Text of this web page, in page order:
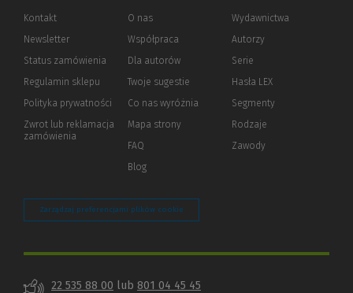
Kontakt
Newsletter
Status zamówienia
Regulamin sklepu
Polityka prywatności (Nowe
(Link
innej
Zwrot lub reklamacja
zamówienia
O nas
Współpraca
Dla autorów(Nowe
(Link
innej
strony)
Twoje sugestie
Co nas wyróżnia
Mapa strony
FAQ
Blog
Wydawnictwa
Autorzy
Serie
Hasła LEX
Segmenty
Rodzaje
Zawody
Zarządzaj preferencjami plików cookie
22 535 88 00 lub 801 04 45 45